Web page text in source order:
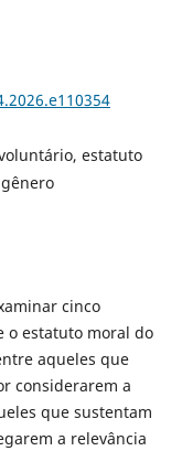
estatuto
cinco
o estatuto moral do
aqueles que
considerarem a
que sustentam
a relevância